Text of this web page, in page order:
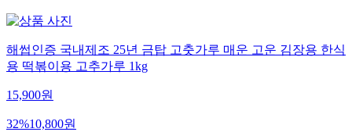
해썹인증 국내제조 25년 금탑 고춧가루 매운 고운 김장용 한식
용 떡볶이용 고추가루 1kg
15,900원
32%10,800원